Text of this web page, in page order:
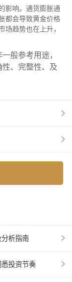
影响。通货膨胀通
都会导致黄金价格
场趋势也在上升，
般参考用途，
、完整性、及
析指南
投资节奏